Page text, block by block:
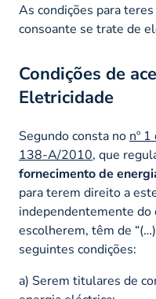
As condições para
consoante se trate de
Condições de
Eletricidade
Segundo consta no nº
138-A/2010, que
fornecimento de
para terem direito a
independentemente do
escolherem, têm de “(…)
seguintes condições:
a) Serem titulares de